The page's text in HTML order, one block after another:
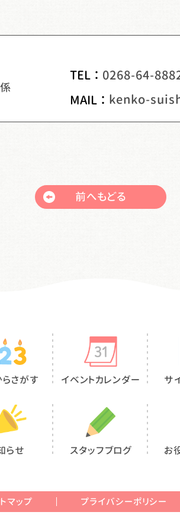
TEL ： 0268-64-
MAIL ：
前へもどる
さがす イベントカレンダー サ
らせ スタッフブログ お
マップ プライバシーポリシー